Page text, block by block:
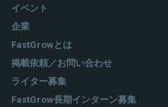
イベント
企業
FastGrowとは
掲載依頼／お問い合わせ
ライター募集
FastGrow長期インターン募集